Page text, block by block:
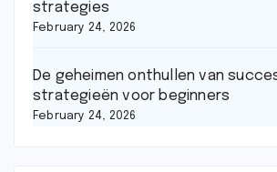
strategies
February 24, 2026
De geheimen onthullen van
strategieën voor beginners
February 24, 2026